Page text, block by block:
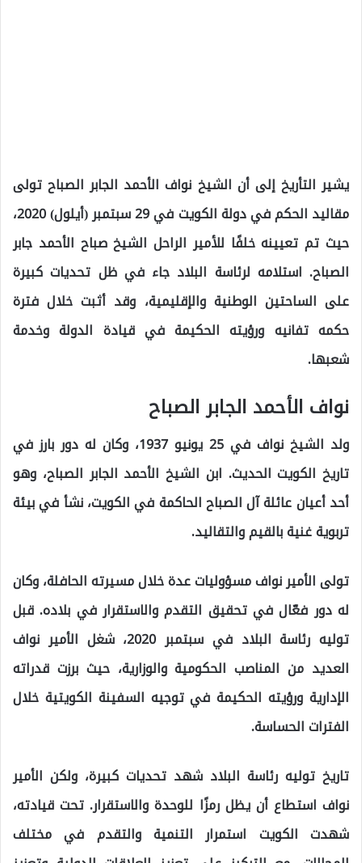
يشير التأريخ إلى أن الشيخ نواف الأحمد الجابر الصباح تولى
مقاليد الحكم في دولة الكويت في 29 سبتمبر (أيلول) 2020،
حيث تم تعيينه خلفًا للأمير الراحل الشيخ صباح الأحمد جابر
الصباح. استلامه لرئاسة البلاد جاء في ظل تحديات كبيرة
على الساحتين الوطنية والإقليمية، وقد أثبت خلال فترة
حكمه تفانيه ورؤيته الحكيمة في قيادة الدولة وخدمة
شعبها.
نواف الأحمد الجابر الصباح
ولد الشيخ نواف في 25 يونيو 1937، وكان له دور بارز في
تاريخ الكويت الحديث. ابن الشيخ الأحمد الجابر الصباح، وهو
أحد أعيان عائلة آل الصباح الحاكمة في الكويت، نشأ في بيئة
تربوية غنية بالقيم والتقاليد.
تولى الأمير نواف مسؤوليات عدة خلال مسيرته الحافلة، وكان
له دور فعّال في تحقيق التقدم والاستقرار في بلاده. قبل
توليه رئاسة البلاد في سبتمبر 2020، شغل الأمير نواف
العديد من المناصب الحكومية والوزارية، حيث برزت قدراته
الإدارية ورؤيته الحكيمة في توجيه السفينة الكويتية خلال
الفترات الحساسة.
تاريخ توليه رئاسة البلاد شهد تحديات كبيرة، ولكن الأمير
نواف استطاع أن يظل رمزًا للوحدة والاستقرار. تحت قيادته،
شهدت الكويت استمرار التنمية والتقدم في مختلف